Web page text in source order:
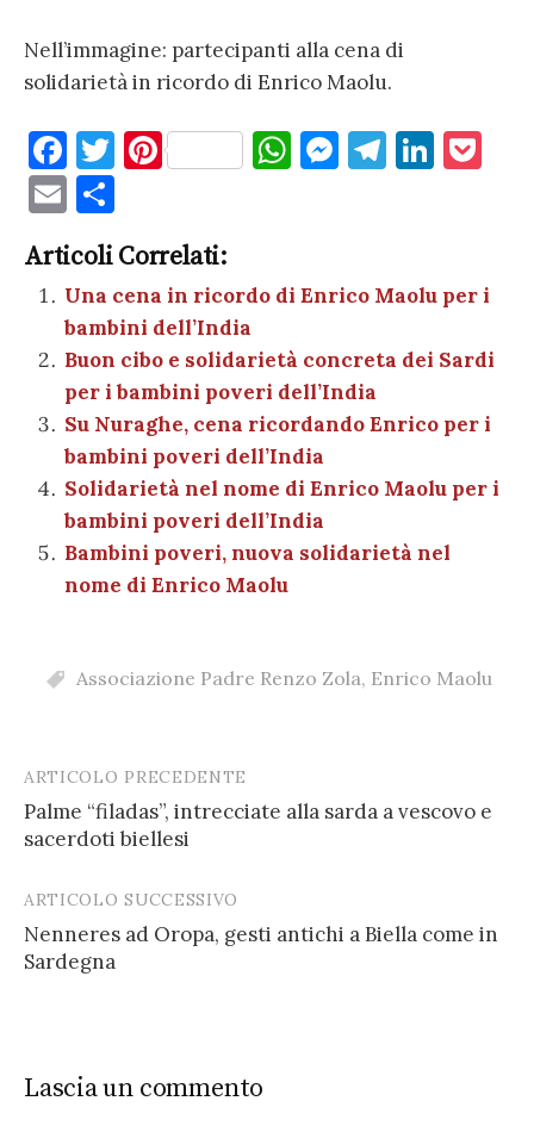
Nell’immagine: partecipanti alla cena di
solidarietà in ricordo di Enrico Maolu.
F
a
c
e
b
o
o
k
T
te
r
Pi
es
t
W
A
p
p
M
g
T
a
m
Li
dI
n
et
E
m
ai
l
n
di
vi
di
Articoli Correlati:
Una cena in ricordo di Enrico Maolu per i
bambini dell’India
Buon cibo e solidarietà concreta dei Sardi
per i bambini poveri dell’India
Su Nuraghe, cena ricordando Enrico per i
bambini poveri dell’India
Solidarietà nel nome di Enrico Maolu per i
bambini poveri dell’India
Bambini poveri, nuova solidarietà nel
nome di Enrico Maolu
Associazione Padre Renzo Zola, Enrico Maolu
Post
navigation
ARTICOLO PRECEDENTE
Palme “filadas”, intrecciate alla sarda a vescovo e
sacerdoti biellesi
ARTICOLO SUCCESSIVO
Nenneres ad Oropa, gesti antichi a Biella come in
Sardegna
Lascia un commento